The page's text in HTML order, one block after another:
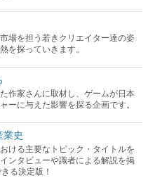
場を担う若きクリエイター達の姿
を探っていきます。
作家さんに取材し、ゲームが日本
ーに与えた影響を探る企画です。
史
ける主要なトピック・タイトルを
ンタビューや識者による解説を掲
る決定版！